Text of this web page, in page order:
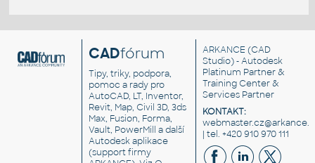
CADfórum
Tipy, triky, podpora,
pomoc a rady pro
AutoCAD, LT, Inventor,
Revit, Map, Civil 3D, 3ds
Max, Fusion, Forma,
Vault, PowerMill a další
Autodesk aplikace
(support firmy
ARKANCE (CAD
Studio) - Autodesk
Platinum Partner &
Training Center &
Services Partner
KONTAKT:
| tel. +420 910 970 111